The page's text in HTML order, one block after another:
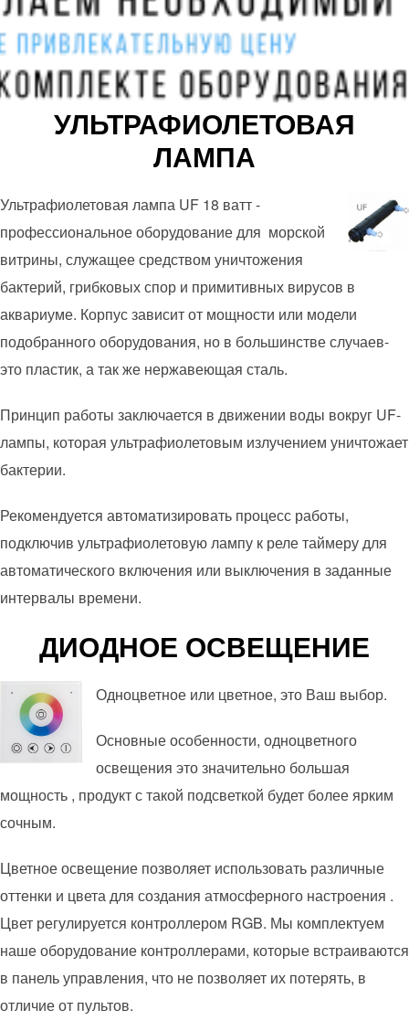
УЛЬТРАФИОЛЕТОВАЯ
ЛАМПА
Ультрафиолетовая лампа UF 18 ватт -
профессиональное оборудование для морской
витрины, служащее средством уничтожения
бактерий, грибковых спор и примитивных вирусов в
аквариуме. Корпус зависит от мощности или модели
подобранного оборудования, но в большинстве случаев-
это пластик, а так же нержавеющая сталь.
Принцип работы заключается в движении воды вокруг UF-
лампы, которая ультрафиолетовым излучением уничтожает
бактерии.
Рекомендуется автоматизировать процесс работы,
подключив ультрафиолетовую лампу к реле таймеру для
автоматического включения или выключения в заданные
интервалы времени.
ДИОДНОЕ ОСВЕЩЕНИЕ
Одноцветное или цветное, это Ваш выбор.
Основные особенности, одноцветного
освещения это значительно большая
мощность , продукт с такой подсветкой будет более ярким
сочным.
Цветное освещение позволяет использовать различные
оттенки и цвета для создания атмосферного настроения .
Цвет регулируется контроллером RGB. Мы комплектуем
наше оборудование контроллерами, которые встраиваются
в панель управления, что не позволяет их потерять, в
отличие от пультов.